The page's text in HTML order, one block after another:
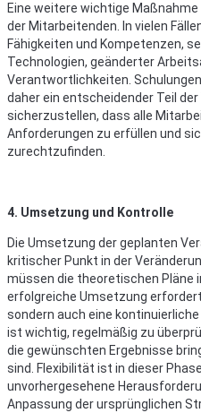
Eine weitere wichtige
der Mitarbeitenden. In vielen
Fähigkeiten und Kompetenzen,
Technologien, geänderter
Verantwortlichkeiten.
daher ein entscheidender Teil
sicherzustellen, dass alle
Anforderungen zu erfüllen und
zurechtzufinden.
4. Umsetzung und Kontrolle
Die Umsetzung der geplanten
kritischer Punkt in der
müssen die theoretischen Pläne
erfolgreiche Umsetzung
sondern auch eine
ist wichtig, regelmäßig zu
die gewünschten Ergebnisse
sind. Flexibilität ist in dieser
unvorhergesehene
Anpassung der ursprünglichen